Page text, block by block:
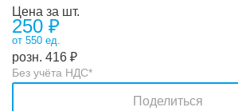
Цена за шт.
250 ₽
от 550 ед.
розн. 416 ₽
Без учёта НДС*
Поделиться